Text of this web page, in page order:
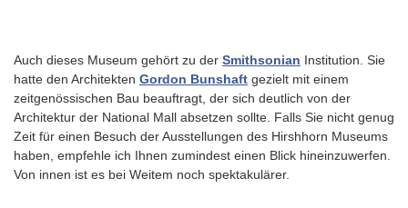
Auch dieses Museum gehört zu der Smithsonian Institution. Sie
hatte den Architekten Gordon Bunshaft gezielt mit einem
zeitgenössischen Bau beauftragt, der sich deutlich von der
Architektur der National Mall absetzen sollte. Falls Sie nicht genug
Zeit für einen Besuch der Ausstellungen des Hirshhorn Museums
haben, empfehle ich Ihnen zumindest einen Blick hineinzuwerfen.
Von innen ist es bei Weitem noch spektakulärer.